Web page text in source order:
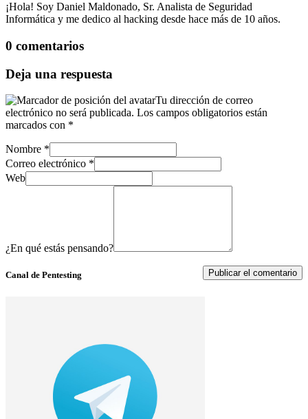
¡Hola! Soy Daniel Maldonado, Sr. Analista de Seguridad
Informática y me dedico al hacking desde hace más de 10 años.
0 comentarios
Deja una respuesta
Tu dirección de correo
electrónico no será publicada. Los campos obligatorios están
marcados con *
Nombre *
Correo electrónico *
Web
¿En qué estás pensando?
Canal de Pentesting